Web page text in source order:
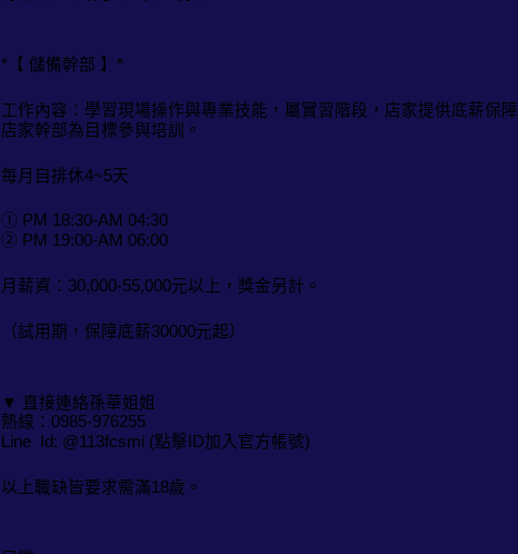
*【 儲備幹部 】*
工作內容：學習現場操作與專業技能，屬實習階段，店家提供底薪保
店家幹部為目標參與培訓。
每月自排休4~5天
① PM 18:30-AM 04:30
② PM 19:00-AM 06:00
月薪資：30,000-55,000元以上，獎金另計。
（試用期，保障底薪30000元起）
▼ 直接連絡孫華姐姐
熱線：0985-976255
Line Id: @113fcsmi (點擊ID加入官方帳號)
以上職缺皆要求需滿18歲。